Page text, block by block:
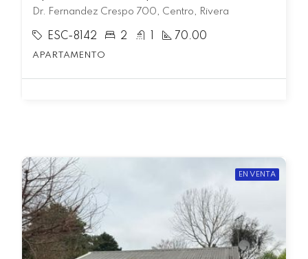
Dr. Fernandez Crespo 700, Centro, Rivera
ESC-8142 2 70.00
APARTAMENTO
EN VENTA